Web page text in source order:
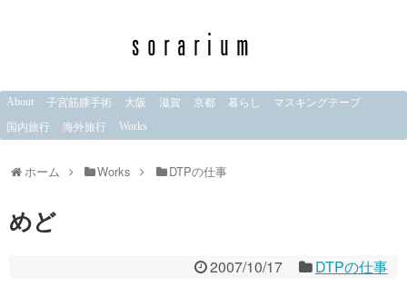
About 子宮筋腫手術 大阪 滋賀 京都 暮らし
マスキングテープ
国内旅行
海外旅行 Works
ホーム Works DTPの仕事
めど
2007/10/17 DTPの仕事